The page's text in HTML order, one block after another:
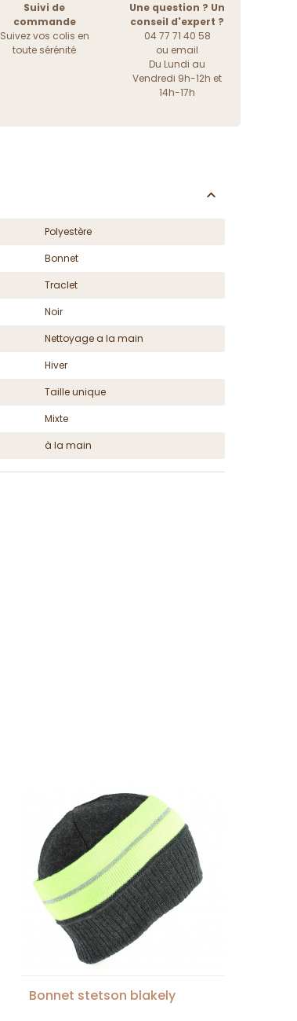
Suivi de
commande
Suivez vos colis en
toute sérénité
Une question ? Un
conseil d'expert ?
04 77 71 40 58
ou email
Du Lundi au
Vendredi 9h-12h et
14h-17h
Polyestère
Bonnet
Traclet
Noir
Nettoyage a la main
Hiver
Taille unique
Mixte
à la main
Bonnet stetson blakely